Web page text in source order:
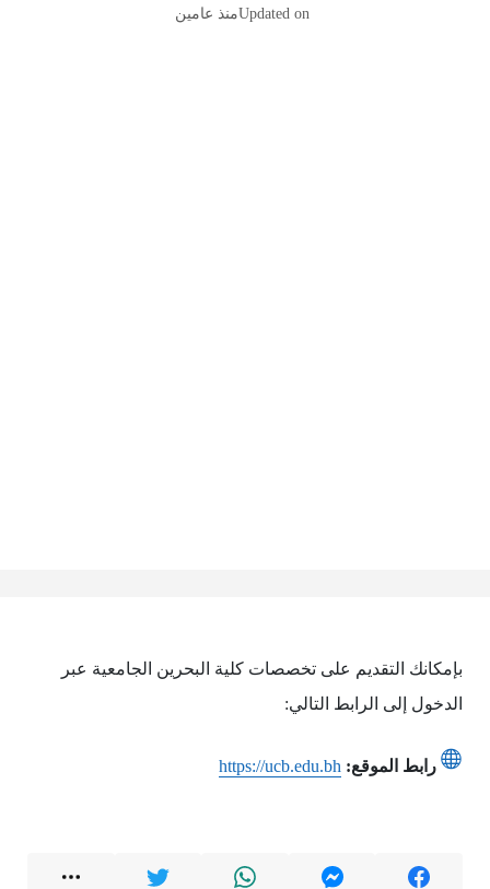
Updated onمنذ عامين
بإمكانك التقديم على تخصصات كلية البحرين الجامعية عبر
الدخول إلى الرابط التالي:
رابط الموقع: https://ucb.edu.bh